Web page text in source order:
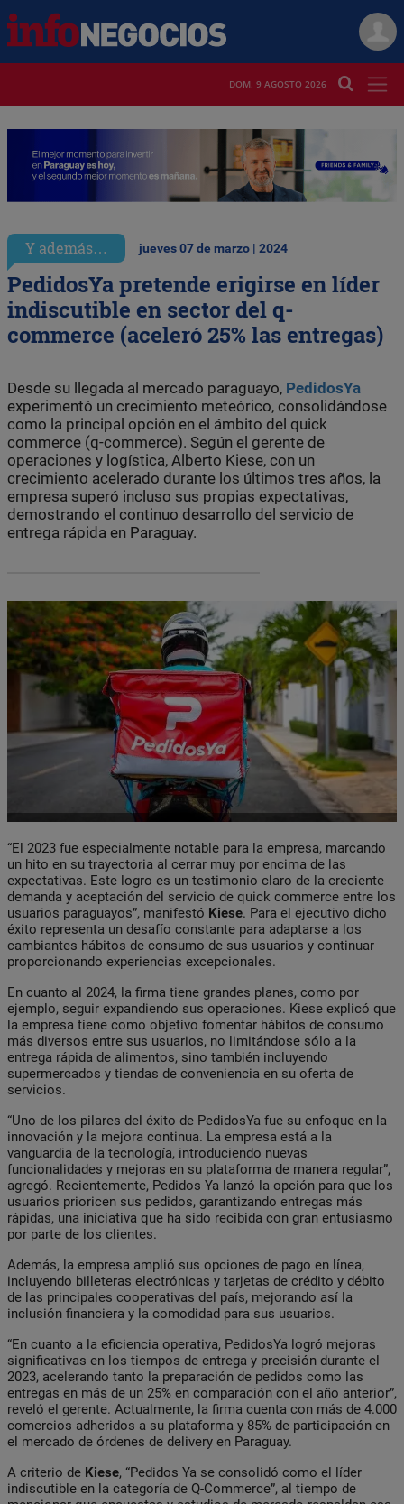
DOM. 9 AGOSTO 2026
Y además… jueves 07 de marzo | 2024
PedidosYa pretende erigirse en líder
indiscutible en sector del q-
commerce (aceleró 25% las entregas)
Desde su llegada al mercado paraguayo, PedidosYa
experimentó un crecimiento meteórico, consolidándose
como la principal opción en el ámbito del quick
commerce (q-commerce). Según el gerente de
operaciones y logística, Alberto Kiese, con un
crecimiento acelerado durante los últimos tres años, la
empresa superó incluso sus propias expectativas,
demostrando el continuo desarrollo del servicio de
entrega rápida en Paraguay.
“El 2023 fue especialmente notable para la empresa, marcando
un hito en su trayectoria al cerrar muy por encima de las
expectativas. Este logro es un testimonio claro de la creciente
demanda y aceptación del servicio de quick commerce entre los
usuarios paraguayos”, manifestó Kiese. Para el ejecutivo dicho
éxito representa un desafío constante para adaptarse a los
cambiantes hábitos de consumo de sus usuarios y continuar
proporcionando experiencias excepcionales.
En cuanto al 2024, la firma tiene grandes planes, como por
ejemplo, seguir expandiendo sus operaciones. Kiese explicó que
la empresa tiene como objetivo fomentar hábitos de consumo
más diversos entre sus usuarios, no limitándose sólo a la
entrega rápida de alimentos, sino también incluyendo
supermercados y tiendas de conveniencia en su oferta de
servicios.
“Uno de los pilares del éxito de PedidosYa fue su enfoque en la
innovación y la mejora continua. La empresa está a la
vanguardia de la tecnología, introduciendo nuevas
funcionalidades y mejoras en su plataforma de manera regular”,
agregó. Recientemente, Pedidos Ya lanzó la opción para que los
usuarios prioricen sus pedidos, garantizando entregas más
rápidas, una iniciativa que ha sido recibida con gran entusiasmo
por parte de los clientes.
Además, la empresa amplió sus opciones de pago en línea,
incluyendo billeteras electrónicas y tarjetas de crédito y débito
de las principales cooperativas del país, mejorando así la
inclusión financiera y la comodidad para sus usuarios.
“En cuanto a la eficiencia operativa, PedidosYa logró mejoras
significativas en los tiempos de entrega y precisión durante el
2023, acelerando tanto la preparación de pedidos como las
entregas en más de un 25% en comparación con el año anterior”,
reveló el gerente. Actualmente, la firma cuenta con más de 4.000
comercios adheridos a su plataforma y 85% de participación en
el mercado de órdenes de delivery en Paraguay.
A criterio de Kiese, “Pedidos Ya se consolidó como el líder
indiscutible en la categoría de Q-Commerce”, al tiempo de